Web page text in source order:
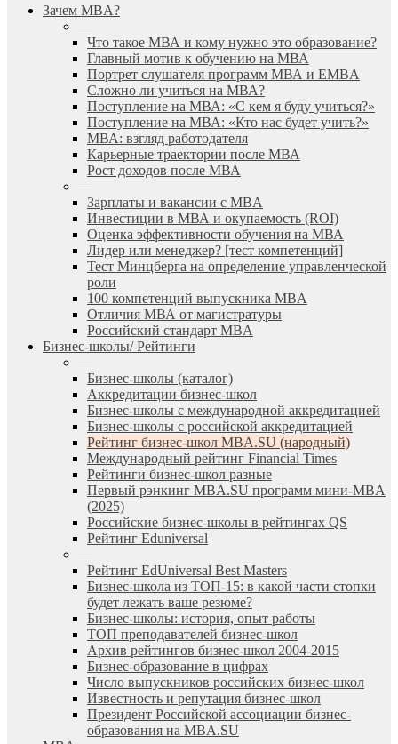
search
Menu
Зачем MBA?
—
Что такое МВА и кому нужно это образование?
Главный мотив к обучению на МВА
Портрет слушателя программ МВА и EMBA
Сложно ли учиться на МВА?
Поступление на МВА: «С кем я буду учиться?»
Поступление на МВА: «Кто нас будет учить?»
МВА: взгляд работодателя
Карьерные траектории после МВА
Рост доходов после МВА
—
Зарплаты и вакансии с MBA
Инвестиции в МВА и окупаемость (ROI)
Оценка эффективности обучения на МВА
Лидер или менеджер? [тест компетенций]
Тест Минцберга на определение управленческой
роли
100 компетенций выпускника MBA
Отличия МВА от магистратуры
Российский стандарт MBA
Бизнес-школы/ Рейтинги
—
Бизнес-школы (каталог)
Аккредитации бизнес-школ
Бизнес-школы с международной аккредитацией
Бизнес-школы с российской аккредитацией
Рейтинг бизнес-школ MBA.SU (народный)
Международный рейтинг Financial Times
Рейтинги бизнес-школ разные
Первый рэнкинг MBA.SU программ мини-MBA
(2025)
Российские бизнес-школы в рейтингах QS
Рейтинг Eduniversal
—
Рейтинг EdUniversal Best Masters
Бизнес-школа из ТОП-15: в какой части стопки
будет лежать ваше резюме?
Бизнес-школы: история, опыт работы
ТОП преподавателей бизнес-школ
Архив рейтингов бизнес-школ 2004-2015
Бизнес-образование в цифрах
Число выпускников российских бизнес-школ
Известность и репутация бизнес-школ
Президент Российской ассоциации бизнес-
образования на MBA.SU